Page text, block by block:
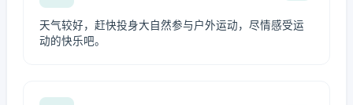
天气较好，赶快投身大自然参与户外运动，尽情感受运
动的快乐吧。